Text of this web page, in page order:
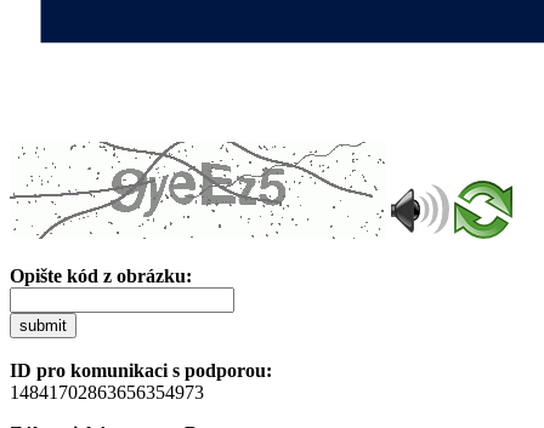
Opište kód z obrázku:
submit
ID pro komunikaci s podporou:
14841702863656354973